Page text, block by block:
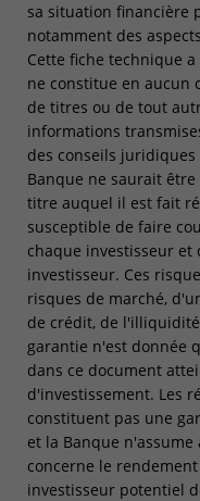
sa situation financière
notamment des
Cette fiche technique
ne constitue en aucun
de titres ou de tout
informations
des conseils
Banque ne saurait
titre auquel il est fait
susceptible de faire
chaque investisseur et
investisseur. Ces
risques de marché,
de crédit, de
garantie n'est donnée
dans ce document
d'investissement. Les
constituent pas une
et la Banque
concerne le
investisseur potentiel